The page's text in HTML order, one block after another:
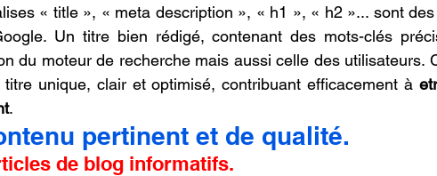
« title », « meta description », « h1 », « h2 »... sont
Un titre bien rédigé, contenant des mots-clés
du moteur de recherche mais aussi celle des utilisateurs.
unique, clair et optimisé, contribuant efficacement à
.
pertinent et de qualité.
de blog informatifs.